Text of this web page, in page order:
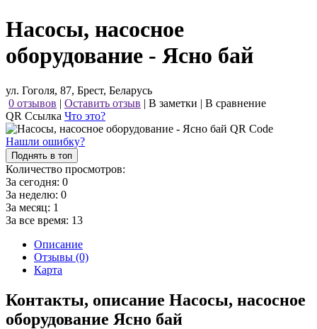
Насосы, насосное
оборудование - Ясно бай
ул. Гоголя, 87, Брест, Беларусь
0 отзывов | Оставить отзыв | В заметки | В сравнение
QR Ссылка Что это?
Нашли ошибку?
Поднять в топ
Количество просмотров:
За сегодня: 0
За неделю: 0
За месяц: 1
За все время: 13
Описание
Отзывы (0)
Карта
Контакты, описание Насосы, насосное
оборудование Ясно бай